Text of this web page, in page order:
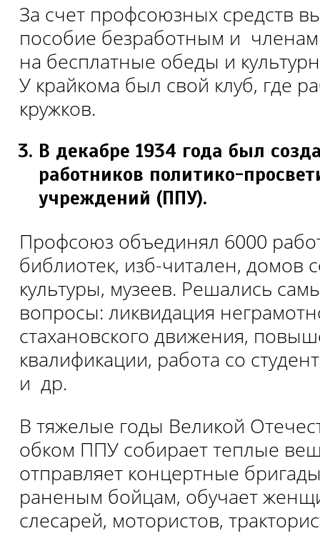
За счет профсоюзных средств
пособие безработным и
на бесплатные обеды и
У крайкома был свой клуб, где
кружков.
В декабре 1934 года был
работников политико-
учреждений (ППУ).
Профсоюз объединял 6000
библиотек, изб-читален, домов
культуры, музеев. Решались
вопросы: ликвидация
стахановского движения,
квалификации, работа со
и др.
В тяжелые годы Великой
обком ППУ собирает теплые
отправляет концертные
раненым бойцам, обучает
слесарей, мотористов,